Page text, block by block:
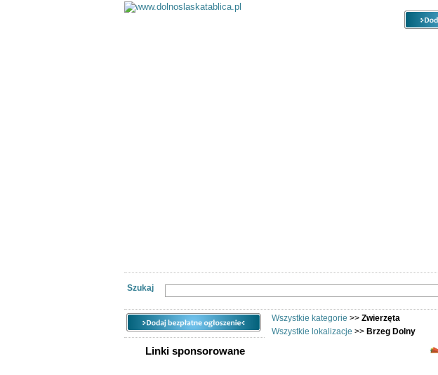
Szukaj
Linki sponsorowane
Wszystkie kategorie >> Zwierzęta
Wszystkie lokalizacje >> Brzeg Dolny